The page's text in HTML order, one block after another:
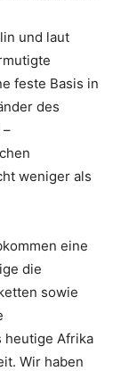
und laut
feste Basis in
des
–
weniger als
eine
die
sowie
heutige Afrika
Wir haben